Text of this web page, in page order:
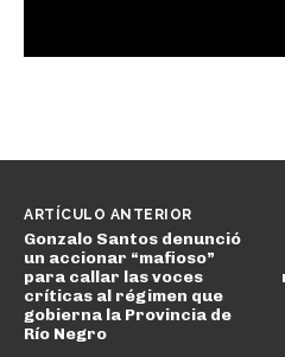
ARTÍCULO ANTERIOR
Gonzalo Santos denunció
un accionar “mafioso”
para callar las voces
críticas al régimen que
gobierna la Provincia de
Río Negro